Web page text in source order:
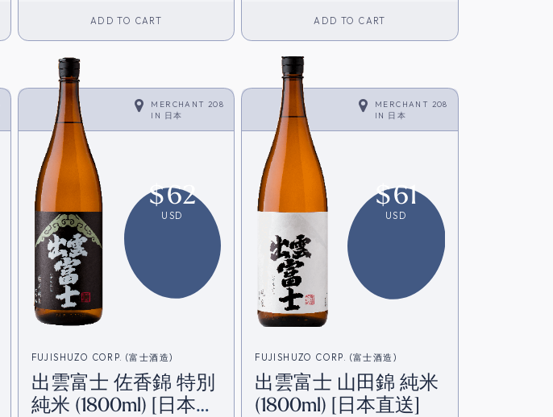
ADD TO CART ADD TO CART
MERCHANT 208
IN 日本
$62
USD
FUJISHUZO CORP. (富士酒造)
出雲富士 佐香錦 特別
純米 (1800ml) [日本直
MERCHANT 208
IN 日本
$61
USD
FUJISHUZO CORP. (富士酒造)
出雲富士 山田錦 純米
(1800ml) [日本直送]